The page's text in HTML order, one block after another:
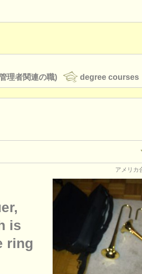
理者関連の職) degree courses
アメリカ
is
ring